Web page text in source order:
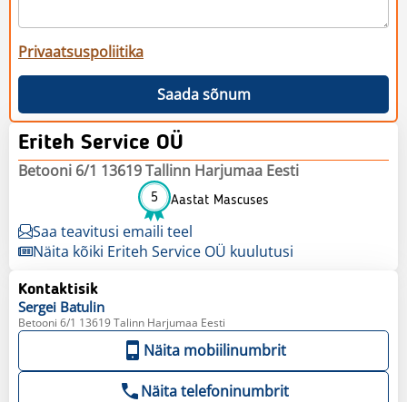
Privaatsuspoliitika
Saada sõnum
Eriteh Service OÜ
Betooni 6/1 13619 Tallinn Harjumaa Eesti
5 Aastat Mascuses
Saa teavitusi emaili teel
Näita kõiki Eriteh Service OÜ kuulutusi
Kontaktisik
Sergei Batulin
Betooni 6/1 13619 Talinn Harjumaa Eesti
Näita mobiilinumbrit
Näita telefoninumbrit